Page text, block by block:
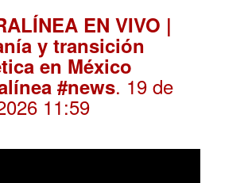
EN VIVO |
y transición
en México
#news. 19 de
11:59